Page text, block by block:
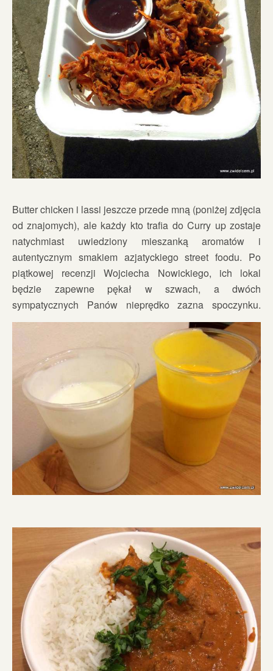
Butter chicken i lassi jeszcze przede mną (poniżej zdjęcia
od znajomych), ale każdy kto trafia do Curry up zostaje
natychmiast uwiedziony mieszanką aromatów i
autentycznym smakiem azjatyckiego street foodu. Po
piątkowej recenzji Wojciecha Nowickiego, ich lokal
będzie zapewne pękał w szwach, a dwóch
sympatycznych Panów nieprędko zazna spoczynku.